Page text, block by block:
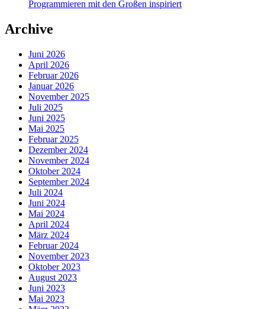
Programmieren mit den Großen inspiriert
Archive
Juni 2026
April 2026
Februar 2026
Januar 2026
November 2025
Juli 2025
Juni 2025
Mai 2025
Februar 2025
Dezember 2024
November 2024
Oktober 2024
September 2024
Juli 2024
Juni 2024
Mai 2024
April 2024
März 2024
Februar 2024
November 2023
Oktober 2023
August 2023
Juni 2023
Mai 2023